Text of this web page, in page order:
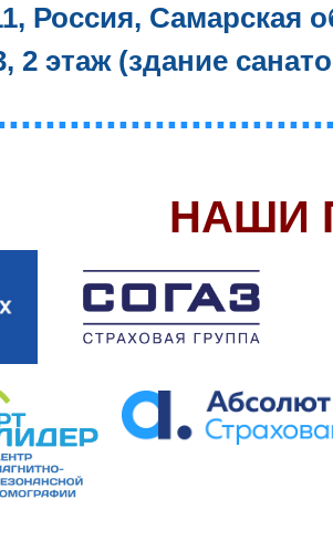
Россия, Самарская
2 этаж (здание
НАШИ